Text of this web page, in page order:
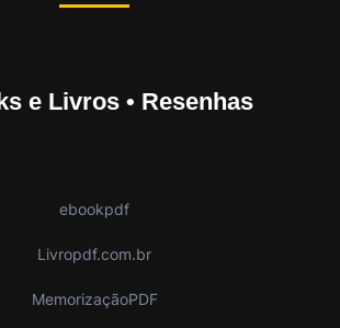
e Livros • Resenhas
ebookpdf
Livropdf.com.br
MemorizaçãoPDF